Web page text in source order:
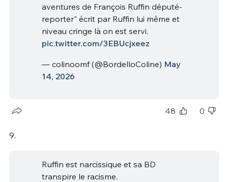
aventures de François Ruffin député-
reporter" écrit par Ruffin lui même et
niveau cringe là on est servi.
pic.twitter.com/3EBUcjxeez
— colinoomf (@BordelloColine) May
14, 2026
48 0
9.
Ruffin est narcissique et sa BD
transpire le racisme.